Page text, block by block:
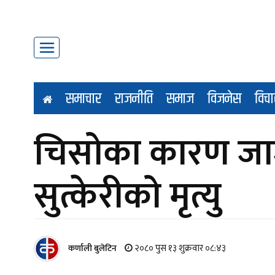
समाचार राजनीति समाज विजनेस
चिसोका कारण
सुत्केरीको मृत्यु
कर्णाली बुलेटिन २०८० पुस १३ शुक्रवार ०८:४३